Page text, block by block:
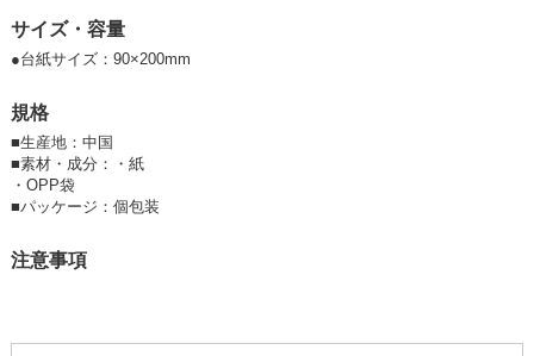
〇〇〇 ぺたぺたシール 〇〇〇
サイズ・容量
●台紙サイズ：90×200mm
規格
■生産地：中国
■素材・成分：・紙
・OPP袋
■パッケージ：個包装
注意事項